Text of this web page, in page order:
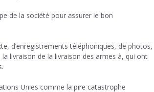
de la société pour assurer le bon
d’enregistrements téléphoniques, de photos,
livraison de la livraison des armes à, qui ont
Unies comme la pire catastrophe